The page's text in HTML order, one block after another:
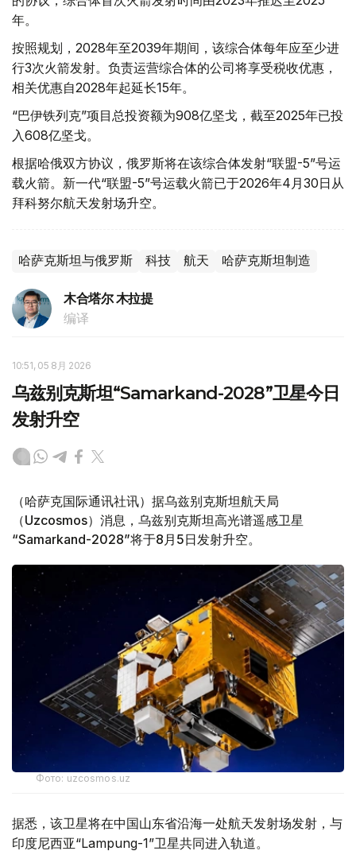
年。
按照规划，2028年至2039年期间，该综合体每年应至少进
行3次火箭发射。负责运营综合体的公司将享受税收优惠，
相关优惠自2028年起延长15年。
“巴伊铁列克”项目总投资额为908亿坚戈，截至2025年已投
入608亿坚戈。
根据哈俄双方协议，俄罗斯将在该综合体发射“联盟-5”号运
载火箭。新一代“联盟-5”号运载火箭已于2026年4月30日从
拜科努尔航天发射场升空。
哈萨克斯坦与俄罗斯 科技 航天 哈萨克斯坦制造
木合塔尔 木拉提
编译
10:51, 05 8月 2026
乌兹别克斯坦“Samarkand-2028”卫星今日
发射升空
（哈萨克国际通讯社讯）据乌兹别克斯坦航天局
（Uzcosmos）消息，乌兹别克斯坦高光谱遥感卫星
“Samarkand-2028”将于8月5日发射升空。
Фото: uzcosmos.uz
据悉，该卫星将在中国山东省沿海一处航天发射场发射，与
印度尼西亚“Lampung-1”卫星共同进入轨道。